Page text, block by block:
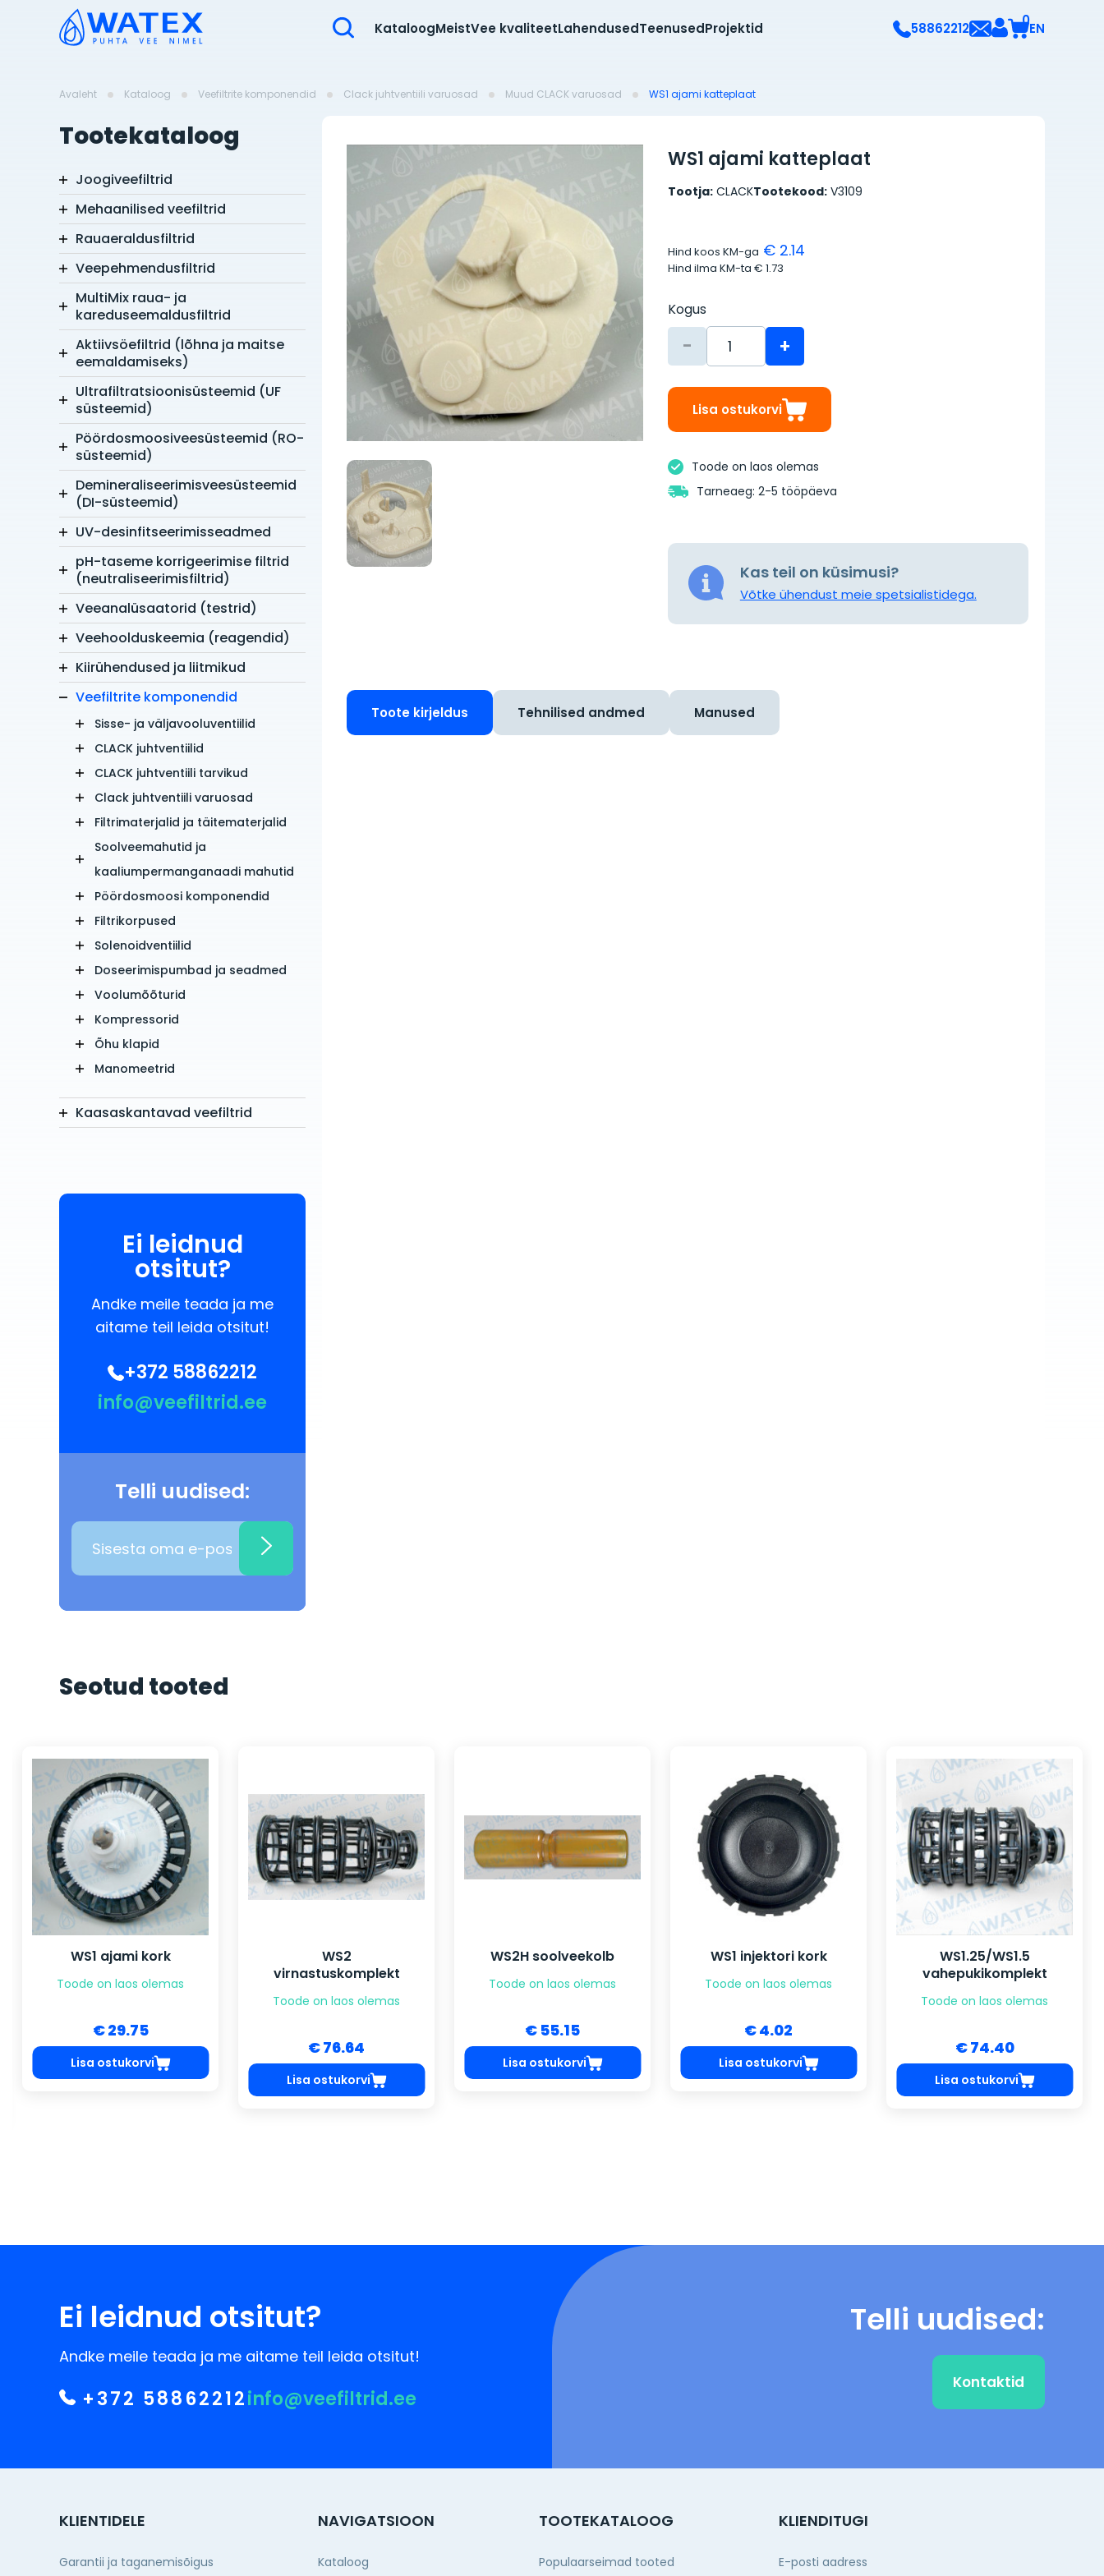
KataloogMeistVee kvaliteetLahendusedTeenusedProjektid 58862212 0EN
Avaleht Kataloog Veefiltrite komponendid Clack juhtventiili varuosad Muud CLACK varuosad WS1 ajami katteplaat
Tootekataloog
Joogiveefiltrid
Mehaanilised veefiltrid
Rauaeraldusfiltrid
Veepehmendusfiltrid
MultiMix raua- ja
kareduseemaldusfiltrid
Aktiivsöefiltrid (lõhna ja maitse
eemaldamiseks)
Ultrafiltratsioonisüsteemid (UF
süsteemid)
Pöördosmoosiveesüsteemid (RO-
süsteemid)
Demineraliseerimisveesüsteemid
(DI-süsteemid)
UV-desinfitseerimisseadmed
pH-taseme korrigeerimise filtrid
(neutraliseerimisfiltrid)
Veeanalüsaatorid (testrid)
Veehoolduskeemia (reagendid)
Kiirühendused ja liitmikud
Veefiltrite komponendid
Sisse- ja väljavooluventiilid
CLACK juhtventiilid
CLACK juhtventiili tarvikud
Clack juhtventiili varuosad
Filtrimaterjalid ja täitematerjalid
Soolveemahutid ja
kaaliumpermanganaadi mahutid
Pöördosmoosi komponendid
Filtrikorpused
Solenoidventiilid
Doseerimispumbad ja seadmed
Voolumõõturid
Kompressorid
Õhu klapid
Manomeetrid
Kaasaskantavad veefiltrid
Ei leidnud
otsitut?
Andke meile teada ja me
aitame teil leida otsitut!
+372 58862212
info@veefiltrid.ee
Telli uudised:
WS1 ajami katteplaat
Tootja: CLACKTootekood:V3109
Hind koos KM-ga € 2.14
Hind ilma KM-ta € 1.73
Kogus
- +
Lisa ostukorvi
Toode on laos olemas
Tarneaeg: 2-5 tööpäeva
Kas teil on küsimusi?
Võtke ühendust meie spetsialistidega.
Toote kirjeldus Tehnilised andmed Manused
Seotud tooted
WS1 ajami kork
Toode on laos olemas
€ 29.75
Lisa ostukorvi
WS2
virnastuskomplekt
Toode on laos olemas
€ 76.64
Lisa ostukorvi
WS2H soolveekolb
Toode on laos olemas
€ 55.15
Lisa ostukorvi
WS1 injektori kork
Toode on laos olemas
€ 4.02
Lisa ostukorvi
WS1.25/WS1.5
vahepukikomplekt
Toode on laos olemas
€ 74.40
Lisa ostukorvi
Ei leidnud otsitut?
Andke meile teada ja me aitame teil leida otsitut!
+372 58862212info@veefiltrid.ee
Telli uudised:
Kontaktid
KLIENTIDELE
Garantii ja taganemisõigus
NAVIGATSIOON
Kataloog
TOOTEKATALOOG
Populaarseimad tooted
KLIENDITUGI
E-posti aadress